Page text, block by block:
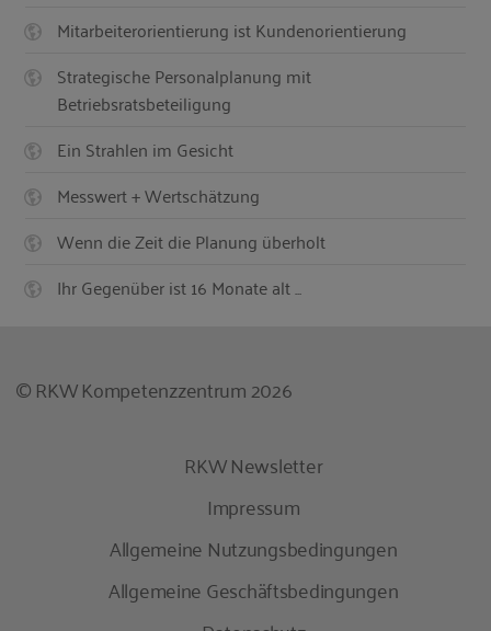
Mitarbeiterorientierung ist Kundenorientierung
Strategische Personalplanung mit
Betriebsratsbeteiligung
Ein Strahlen im Gesicht
Messwert + Wertschätzung
Wenn die Zeit die Planung überholt
Ihr Gegenüber ist 16 Monate alt ...
© RKW Kompetenzzentrum 2026
RKW Newsletter
Impressum
Allgemeine Nutzungsbedingungen
Allgemeine Geschäftsbedingungen